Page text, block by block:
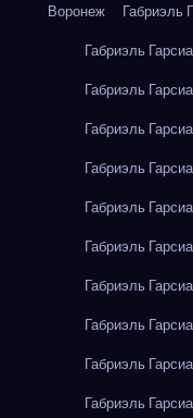
Воронеж
Габриэль
Габриэль
Габриэль
Габриэль
Габриэль
Габриэль
Габриэль
Габриэль
Габриэль
Габриэль
Габриэль